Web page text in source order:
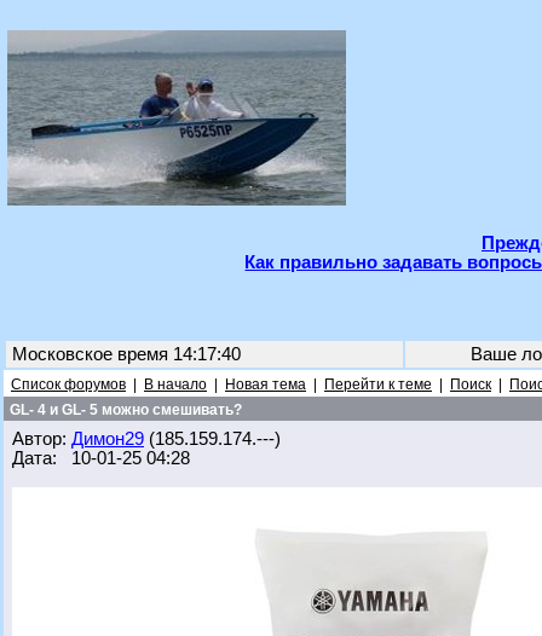
Как правильно задавать
Московское время 14:17:40 Ваше
Список форумов В начало Новая тема Перейти к теме Поиск
GL- 4 и GL- 5 можно смешивать?
Автор: Димон29 (185.159.174.---)
Дата: 10-01-25 04:28